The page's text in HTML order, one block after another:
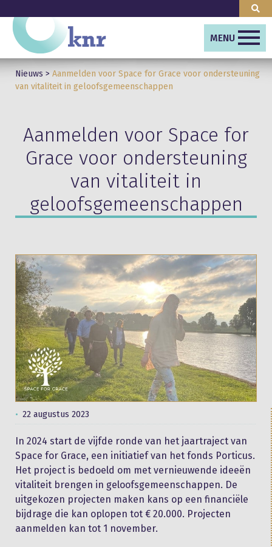
MENU
Nieuws > Aanmelden voor Space for Grace voor ondersteuning
van vitaliteit in geloofsgemeenschappen
Aanmelden voor Space for
Grace voor ondersteuning
van vitaliteit in
geloofsgemeenschappen
22 augustus 2023
In 2024 start de vijfde ronde van het jaartraject van
Space for Grace, een initiatief van het fonds Porticus.
Het project is bedoeld om met vernieuwende ideeën
vitaliteit brengen in geloofsgemeenschappen. De
uitgekozen projecten maken kans op een financiële
bijdrage die kan oplopen tot € 20.000. Projecten
aanmelden kan tot 1 november.